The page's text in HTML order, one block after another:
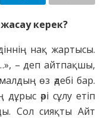
керек?
нақ жартысы.
– деп айтпақшы,
өз әдебі бар.
әрі сұлу етіп
Сол сияқты Айт